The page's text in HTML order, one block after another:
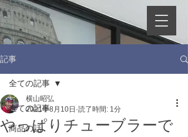
記事
全ての記事
商品の話
全ての記事
やっぱりチューブラーで
横山昭弘
2021年8月10日 読了時間: 1分